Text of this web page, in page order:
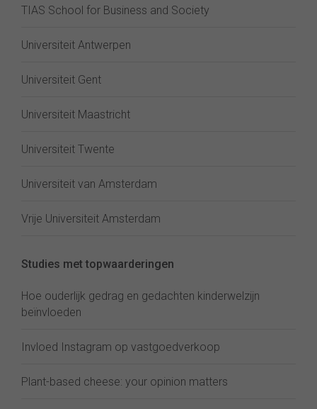
TIAS School for Business and Society
Universiteit Antwerpen
Universiteit Gent
Universiteit Maastricht
Universiteit Twente
Universiteit van Amsterdam
Vrije Universiteit Amsterdam
Studies met topwaarderingen
Hoe ouderlijk gedrag en gedachten kinderwelzijn
beïnvloeden
Invloed Instagram op vastgoedverkoop
Plant-based cheese: your opinion matters